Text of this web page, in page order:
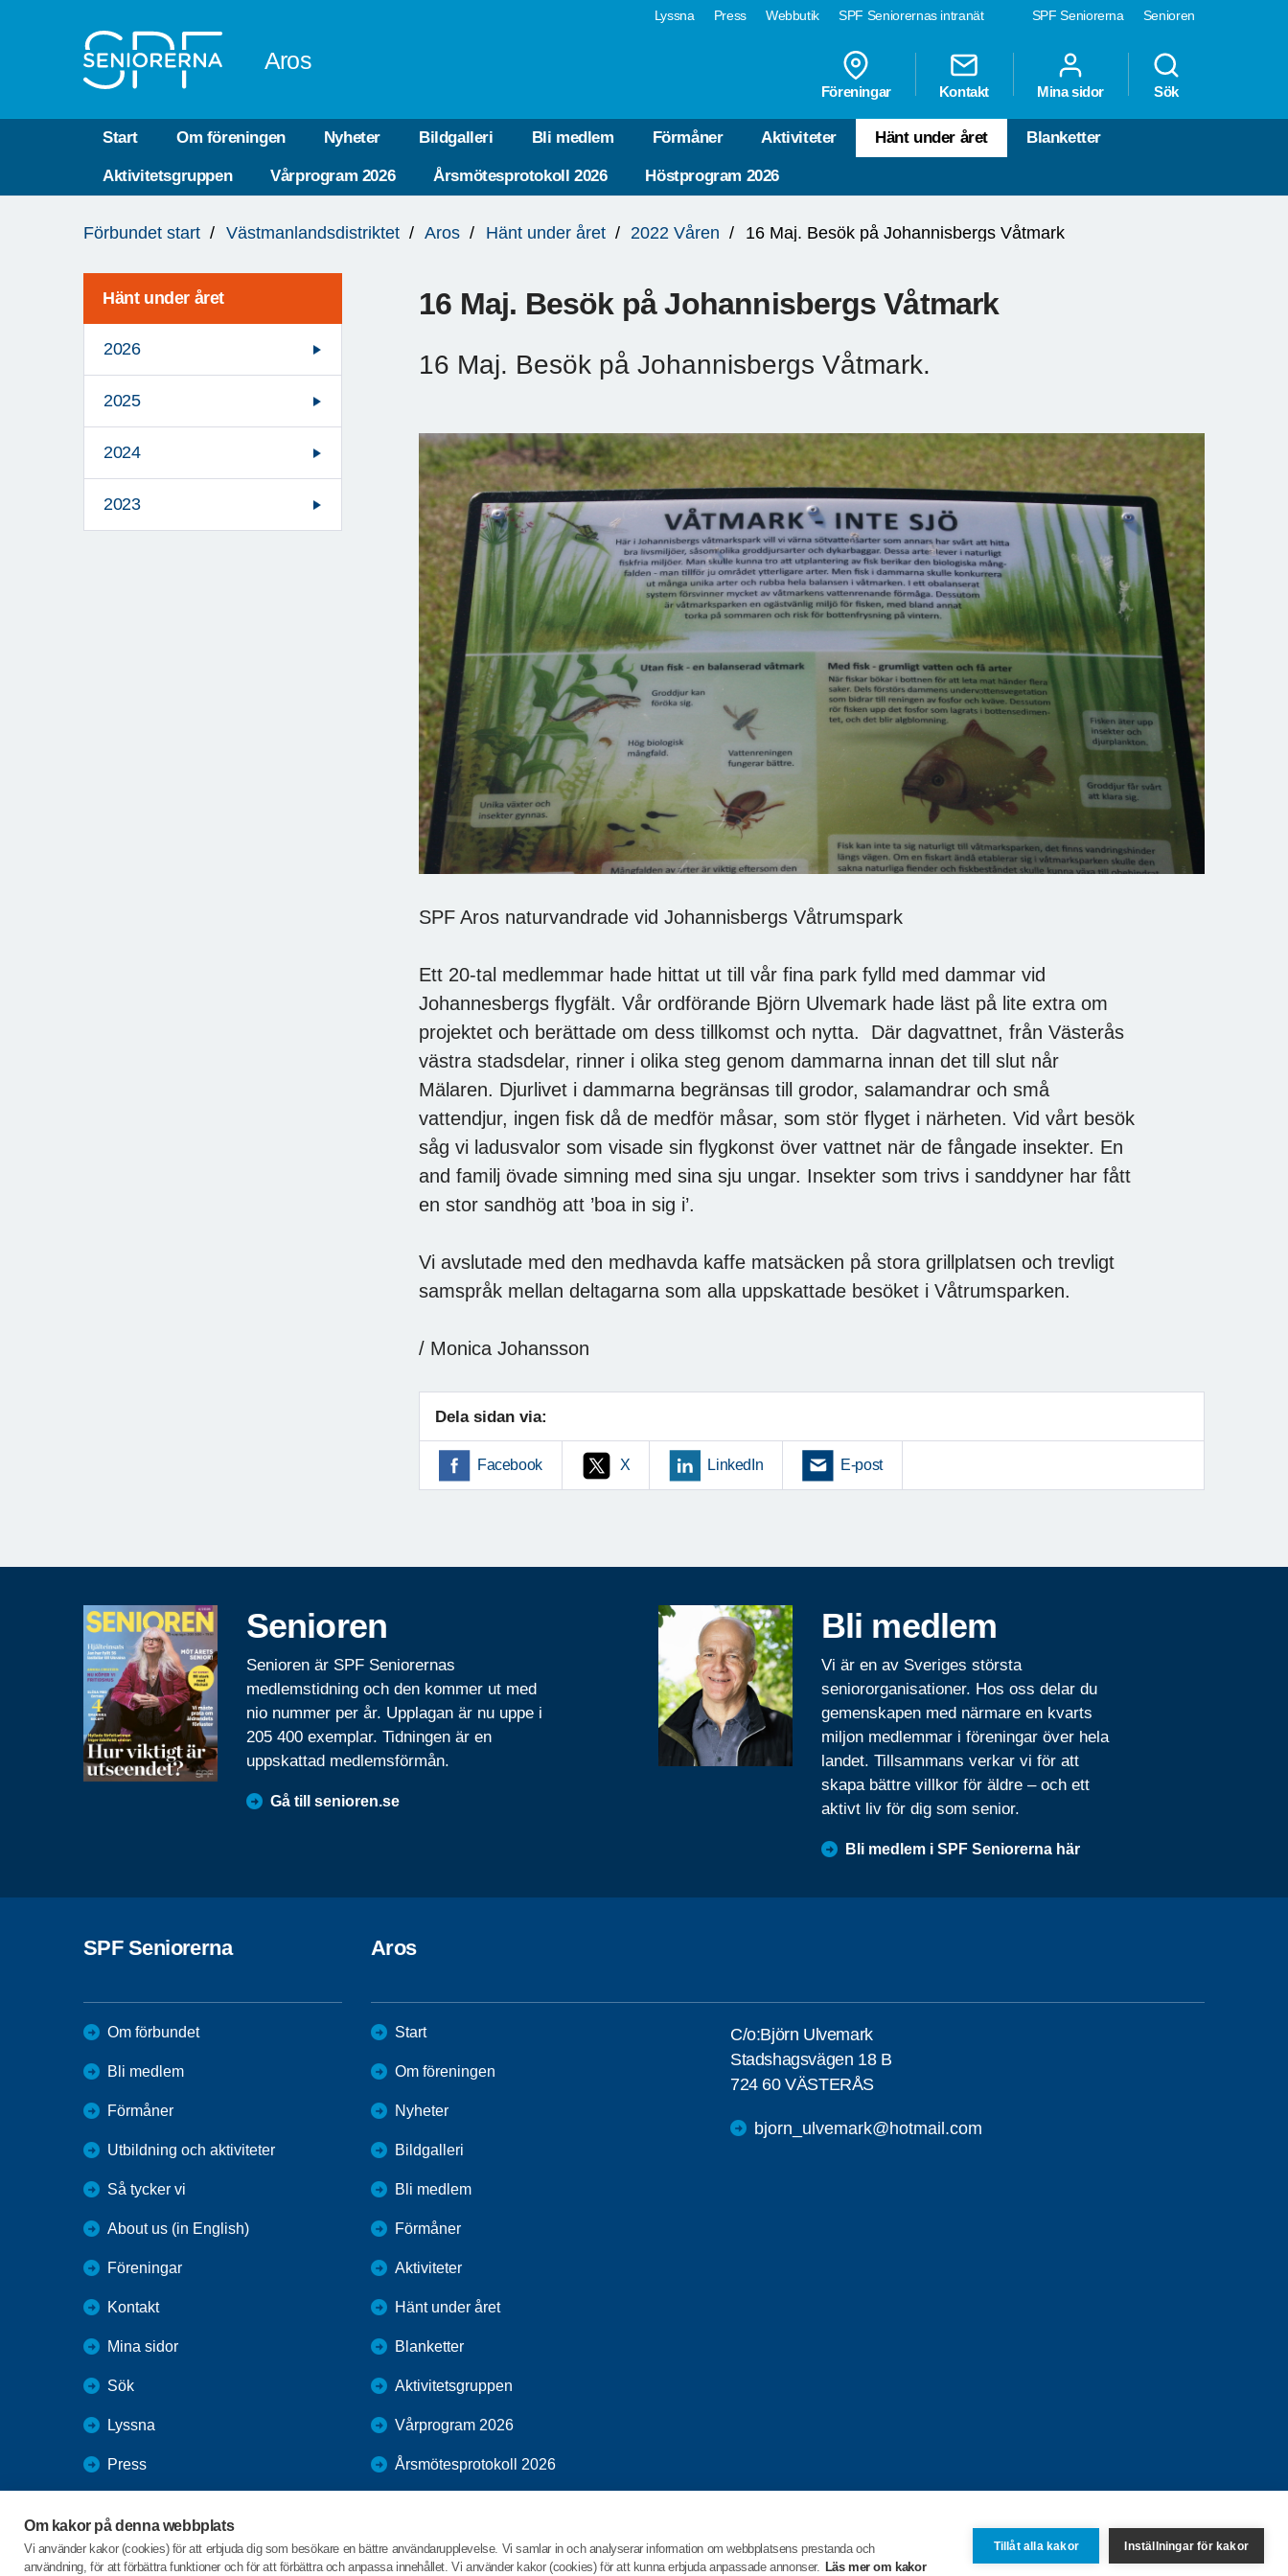
Om kakor på denna webbplats
Vi använder kakor (cookies) för att erbjuda dig som besökare en bättre användarupplevelse. Vi samlar in och analyserar information om webbplatsens prestanda och
användning, för att förbättra funktioner och för att förbättra och anpassa innehållet. Vi använder kakor (cookies) för att kunna erbjuda anpassade annonser. Läs mer om kakor
Tillåt alla kakor Inställningar för kakor
SPF Seniorerna Senioren
Lyssna Press Webbutik SPF Seniorernas intranät
Aros
Föreningar Kontakt Mina sidor Sök
Start Om föreningen Nyheter Bildgalleri Bli medlem Förmåner Aktiviteter Hänt under året Blanketter
Aktivitetsgruppen Vårprogram 2026 Årsmötesprotokoll 2026 Höstprogram 2026
är
Förbundet start Västmanlandsdistriktet Aros Hänt under året 2022 Våren 16 Maj. Besök på Johannisbergs Våtmark
Hänt under året
2026
2025
2024
2023
16 Maj. Besök på Johannisbergs Våtmark
16 Maj. Besök på Johannisbergs Våtmark.
SPF Aros naturvandrade vid Johannisbergs Våtrumspark
Ett 20-tal medlemmar hade hittat ut till vår fina park fylld med dammar vid
Johannesbergs flygfält. Vår ordförande Björn Ulvemark hade läst på lite extra om
projektet och berättade om dess tillkomst och nytta. Där dagvattnet, från Västerås
västra stadsdelar, rinner i olika steg genom dammarna innan det till slut når
Mälaren. Djurlivet i dammarna begränsas till grodor, salamandrar och små
vattendjur, ingen fisk då de medför måsar, som stör flyget i närheten. Vid vårt besök
såg vi ladusvalor som visade sin flygkonst över vattnet när de fångade insekter. En
and familj övade simning med sina sju ungar. Insekter som trivs i sanddyner har fått
en stor sandhög att ’boa in sig i’.
Vi avslutade med den medhavda kaffe matsäcken på stora grillplatsen och trevligt
samspråk mellan deltagarna som alla uppskattade besöket i Våtrumsparken.
/ Monica Johansson
Dela sidan via:
Facebook X LinkedIn E-post
Senioren
Senioren är SPF Seniorernas
medlemstidning och den kommer ut med
nio nummer per år. Upplagan är nu uppe i
205 400 exemplar. Tidningen är en
uppskattad medlemsförmån.
Gå till senioren.se
Bli medlem
Vi är en av Sveriges största
seniororganisationer. Hos oss delar du
gemenskapen med närmare en kvarts
miljon medlemmar i föreningar över hela
landet. Tillsammans verkar vi för att
skapa bättre villkor för äldre – och ett
aktivt liv för dig som senior.
Bli medlem i SPF Seniorerna här
SPF Seniorerna
Om förbundet
Bli medlem
Förmåner
Utbildning och aktiviteter
Så tycker vi
About us (in English)
Föreningar
Kontakt
Mina sidor
Sök
Lyssna
Press
SPF Seniorernas intranät
Aros
Start
Om föreningen
Nyheter
Bildgalleri
Bli medlem
Förmåner
Aktiviteter
Hänt under året
Blanketter
Aktivitetsgruppen
Vårprogram 2026
Årsmötesprotokoll 2026
C/o:Björn Ulvemark
Stadshagsvägen 18 B
724 60 VÄSTERÅS
bjorn_ulvemark@hotmail.com